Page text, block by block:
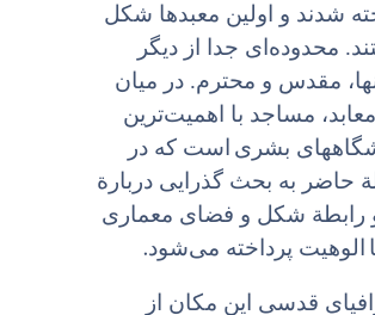
شدند و اولین معبدها شکل
محدوده‌اى جدا از دیگر
مقدس و محترم. در میان
معابد، مساجد با اهمیت‌ترین
بشری است که در
حاضر به بحث گذرایى دربارة
رابطة شکل و فضاى معمارى
الوهیت پرداخته می‌شود.
قدسى این مکان از